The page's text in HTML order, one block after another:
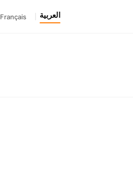
العربية Français